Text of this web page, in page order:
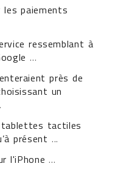
paiements
ressemblant à
...
près de
un
tactiles
présent ...
l'iPhone ...